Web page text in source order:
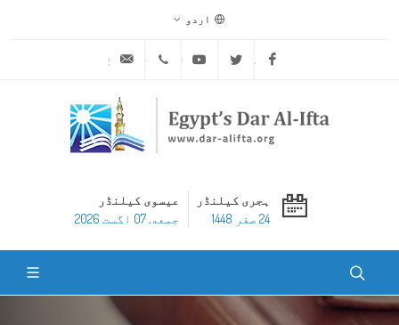
اردو
Facebook
Twitter
Youtube
ہجری کیلنڈر
24 صفر 1448
عیسوی کیلنڈر
جمعه, 07 اگست 2026